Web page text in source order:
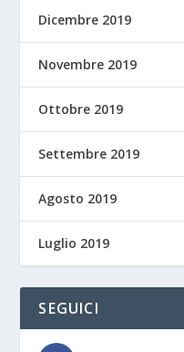
Dicembre 2019
Novembre 2019
Ottobre 2019
Settembre 2019
Agosto 2019
Luglio 2019
SEGUICI